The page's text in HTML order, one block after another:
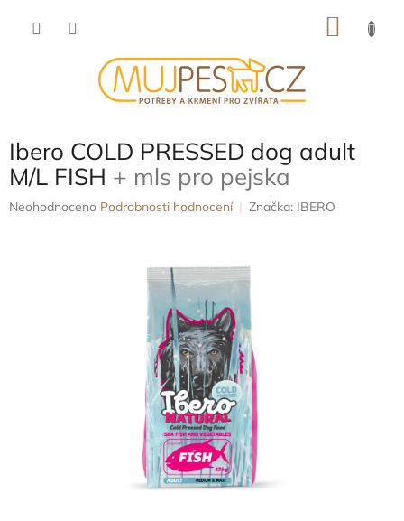
Ibero COLD PRESSED dog adult
M/L FISH + mls pro pejska
Průměrné
Neohodnoceno Podrobnosti hodnocení Značka: IBERO